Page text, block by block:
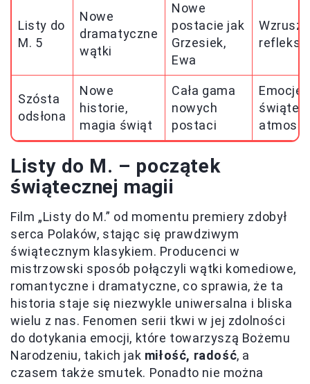
Listy do
M. 5
Nowe
dramatyczne
wątki
Nowe
postacie jak
Grzesiek,
Ewa
Szósta
odsłona
Nowe
historie,
magia świąt
Cała gama
nowych
postaci
Emocje,
Listy do M. – początek
świątecznej magii
Film „Listy do M.” od momentu premiery zdobył
serca Polaków, stając się prawdziwym
świątecznym klasykiem. Producenci w
mistrzowski sposób połączyli wątki komediowe,
romantyczne i dramatyczne, co sprawia, że ta
historia staje się niezwykle uniwersalna i bliska
wielu z nas. Fenomen serii tkwi w jej zdolności
do dotykania emocji, które towarzyszą Bożemu
Narodzeniu, takich jak miłość, radość, a
czasem także smutek. Ponadto nie można